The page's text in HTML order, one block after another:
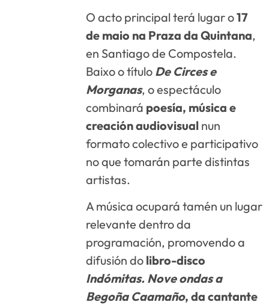
O acto principal terá lugar o17
de maio na Praza da Quintana,
en Santiago de Compostela.
Baixo o título De Circes e
Morganas, o espectáculo
combinará poesía, música e
creación audiovisual nun
formato colectivo e participativo
no que tomarán parte distintas
artistas.
A música ocupará tamén un lugar
relevante dentro da
programación, promovendo a
difusión do libro-disco
Indómitas. Nove ondas a
Begoña Caamaño, da cantante